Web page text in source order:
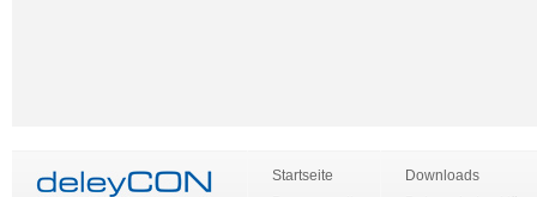
Startseite
Downloads